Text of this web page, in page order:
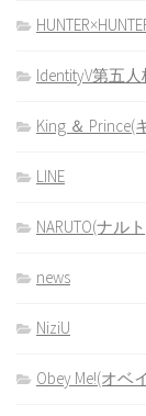
IdentityV第五人
King ＆ Prince(
LINE
NARUTO(ナル
news
NiziU
Obey Me!(オベ